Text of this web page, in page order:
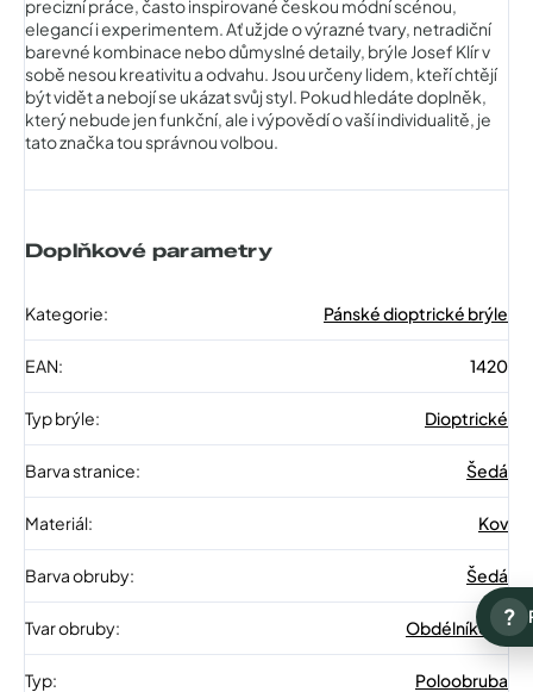
precizní práce, často inspirované českou módní scénou,
elegancí i experimentem. Ať už jde o výrazné tvary, netradiční
barevné kombinace nebo důmyslné detaily, brýle Josef Klír v
sobě nesou kreativitu a odvahu. Jsou určeny lidem, kteří chtějí
být vidět a nebojí se ukázat svůj styl. Pokud hledáte doplněk,
který nebude jen funkční, ale i výpovědí o vaší individualitě, je
tato značka tou správnou volbou.
Doplňkové parametry
Kategorie: Pánské dioptrické brýle
EAN: 1420
Typ brýle: Dioptrické
Barva stranice: Šedá
Materiál: Kov
Barva obruby: Šedá
Tvar obruby: Obdélníkové
Typ: Poloobruba
?